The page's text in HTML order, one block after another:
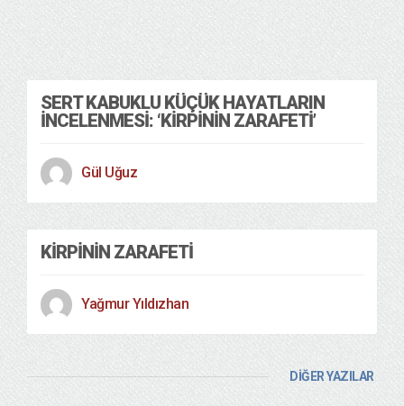
SERT KABUKLU KÜÇÜK HAYATLARIN
İNCELENMESI: ‘KIRPININ ZARAFETI’
Gül Uğuz
KIRPININ ZARAFETI
Yağmur Yıldızhan
DİĞER YAZILAR